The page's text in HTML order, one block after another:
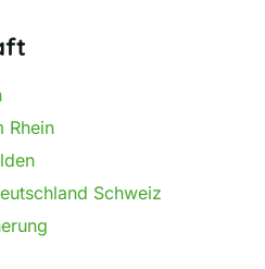
Rhein
Schweiz